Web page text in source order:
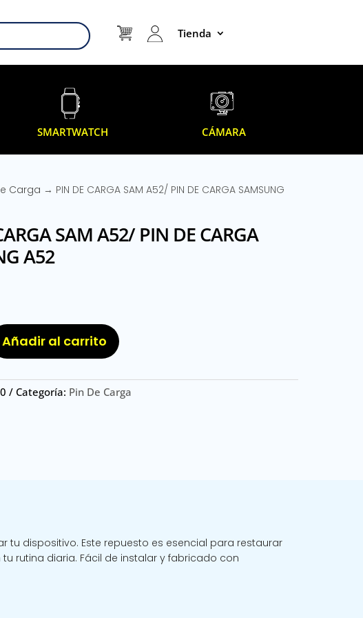
Tienda
SMARTWATCH CÁMARA
Carga → PIN DE CARGA SAM A52/ PIN DE CARGA SAMSUNG
SAM A52/ PIN DE CARGA
A52
Añadir al carrito
Categoría: Pin De Carga
tu dispositivo. Este repuesto es esencial para restaurar
rutina diaria. Fácil de instalar y fabricado con